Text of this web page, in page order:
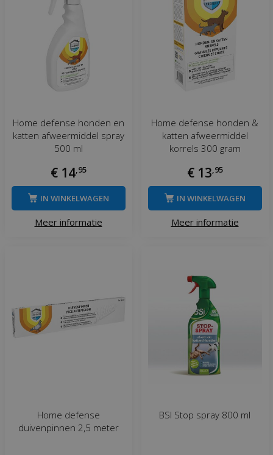
Home defense honden en
katten afweermiddel spray
500 ml
€ 14 95
Meer informatie
IN WINKELWAGEN
Home defense honden &
katten afweermiddel
korrels 300 gram
€ 13 95
Meer informatie
IN WINKELWAGEN
Home defense
duivenpinnen 2,5 meter
BSI Stop spray 800 ml